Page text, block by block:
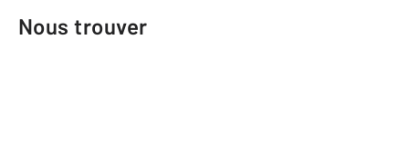
Nous trouver